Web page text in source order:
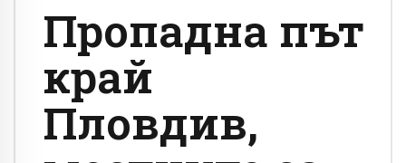
Пропадна път
край
Пловдив,